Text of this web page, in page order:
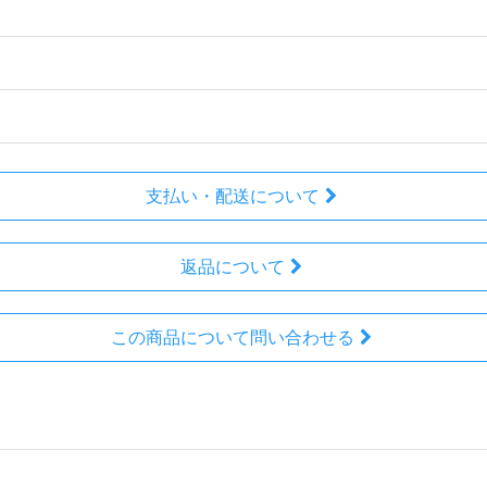
支払い・配送について
返品について
この商品について問い合わせる